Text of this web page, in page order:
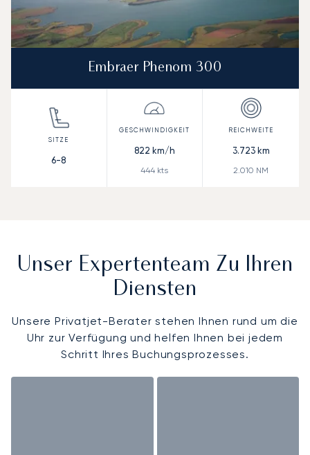
Embraer Phenom 300
6-8
822 km/h
444 kts
3.723km
2.010 NM
Unser Expertenteam Zu Ihren
Diensten
Unsere Privatjet-Berater stehen Ihnen rund um die
Uhr zur Verfügung und helfen Ihnen bei jedem
Schritt Ihres Buchungsprozesses.